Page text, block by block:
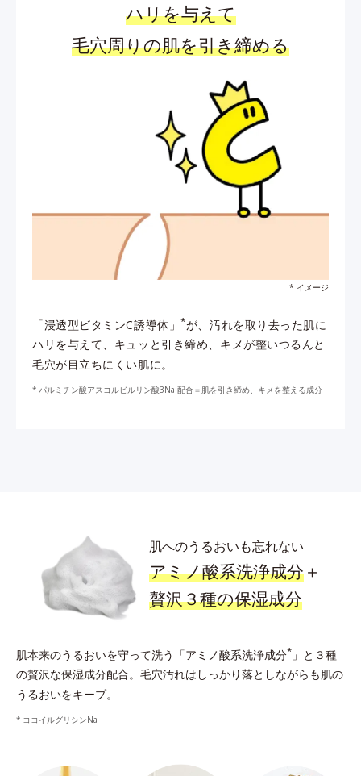
ハリを与えて
毛穴周りの肌を引き締める
* イメージ
「浸透型ビタミンC誘導体」*が、汚れを取り去った肌に
ハリを与えて、キュッと引き締め、キメが整いつるんと
毛穴が目立ちにくい肌に。
パルミチン酸アスコルビルリン酸3Na 配合＝肌を引き締め、キメを整える成分
肌へのうるおいも忘れない
アミノ酸系洗浄成分＋
贅沢３種の保湿成分
肌本来のうるおいを守って洗う「アミノ酸系洗浄成分* 」と３種
の贅沢な保湿成分配合。 毛穴汚れはしっかり落としながらも肌の
うるおいをキープ。
ココイルグリシンNa